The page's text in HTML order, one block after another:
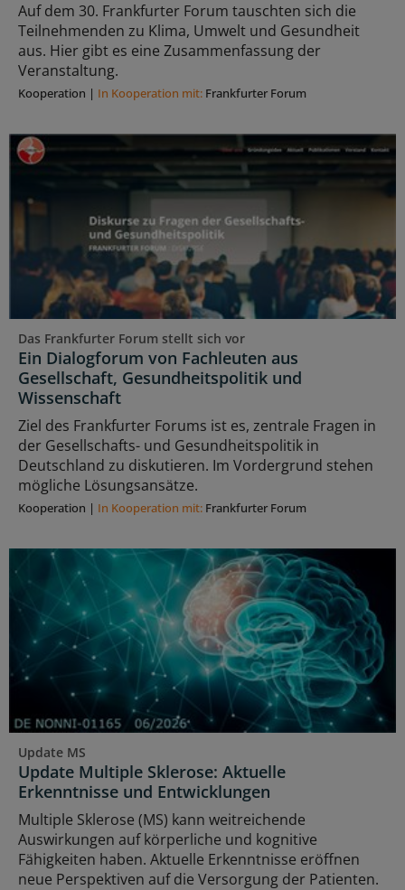
Auf dem 30. Frankfurter Forum tauschten sich die
Teilnehmenden zu Klima, Umwelt und Gesundheit
aus. Hier gibt es eine Zusammenfassung der
Veranstaltung.
Kooperation | In Kooperation mit: Frankfurter Forum
Das Frankfurter Forum stellt sich vor
Ein Dialogforum von Fachleuten aus
Gesellschaft, Gesundheitspolitik und
Wissenschaft
Ziel des Frankfurter Forums ist es, zentrale Fragen in
der Gesellschafts- und Gesundheitspolitik in
Deutschland zu diskutieren. Im Vordergrund stehen
mögliche Lösungsansätze.
Kooperation | In Kooperation mit: Frankfurter Forum
Update MS
Update Multiple Sklerose: Aktuelle
Erkenntnisse und Entwicklungen
Multiple Sklerose (MS) kann weitreichende
Auswirkungen auf körperliche und kognitive
Fähigkeiten haben. Aktuelle Erkenntnisse eröffnen
neue Perspektiven auf die Versorgung der Patienten.